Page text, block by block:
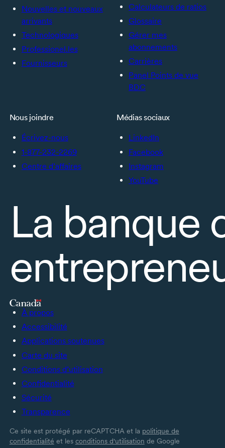
Nouvelles et nouveaux
arrivants
Technologiques
Professionel.les
Fournisseurs
Calculateurs de ratios
Glossaire
Gérer mes
abonnements
Carrières
Panel Points de vue
BDC
Nous joindre
Écrivez-nous
1-877-232-2269
Centre d’affaires
Médias sociaux
LinkedIn
Facebook
Instagram
YouTube
La banque
À propos
Accessibilité
Applications soutenues
Carte du site
Conditions d’utilisation
Confidentialité
Sécurité
Transparence
Ce site est protégé par reCAPTCHA et la politique de
confidentialité et les conditions d'utilisation de Google